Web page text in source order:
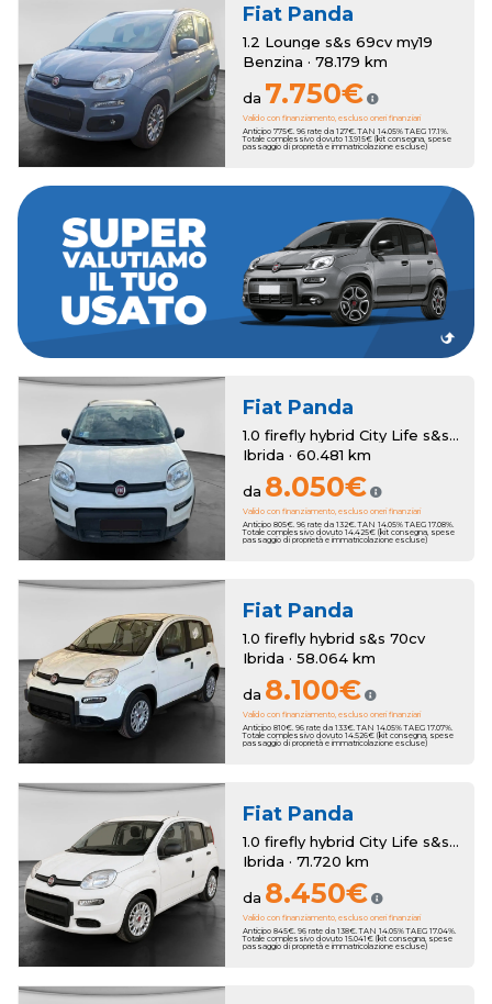
Fiat Panda
1.2 Lounge s&s 69cv my19
Benzina · 78.179 km
da 7.750€
Valido con finanziamento, escluso oneri finanziari
Anticipo 775€. 96 rate da 127€. TAN 14.05% TAEG 17.1%.
Totale complessivo dovuto 13.915€ (kit consegna, spese
passaggio di proprietà e immatricolazione escluse)
Hai una permuta?
Romana Auto sottrae il suo valore al momento dell'acquisto
della tua nuova auto, con una super valutazione aggiuntiva fino
a 3250€. Hai un usato da rottamare? Romana Auto ha pensato a
dei bonus anche sull'usato che vale zero!
Fiat Panda
1.0 firefly hybrid City Life s&s 70cv
Ibrida · 60.481 km
da 8.050€
Valido con finanziamento, escluso oneri finanziari
Anticipo 805€. 96 rate da 132€. TAN 14.05% TAEG 17.08%.
Totale complessivo dovuto 14.425€ (kit consegna, spese
passaggio di proprietà e immatricolazione escluse)
Fiat Panda
1.0 firefly hybrid s&s 70cv
Ibrida · 58.064 km
da 8.100€
Valido con finanziamento, escluso oneri finanziari
Anticipo 810€. 96 rate da 133€. TAN 14.05% TAEG 17.07%.
Totale complessivo dovuto 14.526€ (kit consegna, spese
passaggio di proprietà e immatricolazione escluse)
Fiat Panda
1.0 firefly hybrid City Life s&s 70cv 5p.ti
Ibrida · 71.720 km
da 8.450€
Valido con finanziamento, escluso oneri finanziari
Anticipo 845€. 96 rate da 138€. TAN 14.05% TAEG 17.04%.
Totale complessivo dovuto 15.041€ (kit consegna, spese
passaggio di proprietà e immatricolazione escluse)